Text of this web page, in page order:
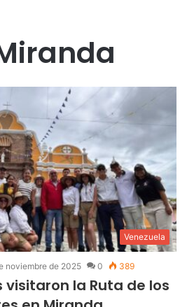
Venezuela
noviembre de 2025 0 389
la Ruta de los